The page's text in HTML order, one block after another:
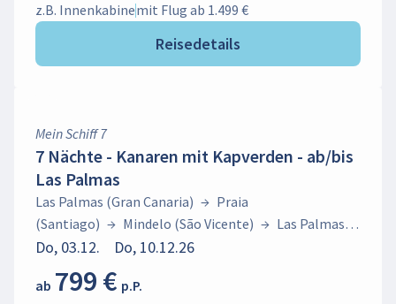
z.B. Innenkabinemit Flug ab 1.499 €
Reisedetails
Mein Schiff 7
7 Nächte - Kanaren mit Kapverden - ab/bis
Las Palmas
Las Palmas (Gran Canaria) → Praia
(Santiago) → Mindelo (São Vicente) → Las Palmas
(Gran Canaria)
Do, 03.12. Do, 10.12.26
ab 799 € p.P.